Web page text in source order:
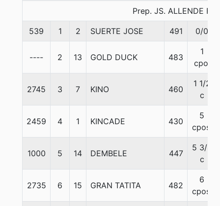
Prep. JS. ALLENDE F.
539 1 2 SUERTE JOSE 491 0/0
---- 2 13 GOLD DUCK 483
1
cpo.
2745 3 7 KINO 460
1 1/2
c
2459 4 1 KINCADE 430
5
cpos.
1000 5 14 DEMBELE 447
5 3/4
c
2735 6 15 GRAN TATITA 482
6
cpos.